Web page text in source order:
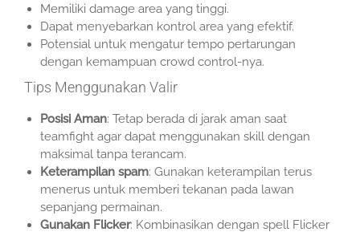
Memiliki damage area yang tinggi.
Dapat menyebarkan kontrol area yang efektif.
Potensial untuk mengatur tempo pertarungan
dengan kemampuan crowd control-nya.
Tips Menggunakan Valir
Posisi Aman: Tetap berada di jarak aman saat
teamfight agar dapat menggunakan skill dengan
maksimal tanpa terancam.
Keterampilan spam: Gunakan keterampilan terus
menerus untuk memberi tekanan pada lawan
sepanjang permainan.
Gunakan Flicker: Kombinasikan dengan spell Flicker